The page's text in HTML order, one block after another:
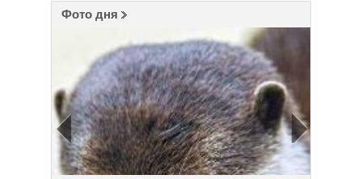
Фото дня